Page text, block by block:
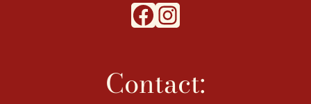
Facebook
Instagram
Contact: